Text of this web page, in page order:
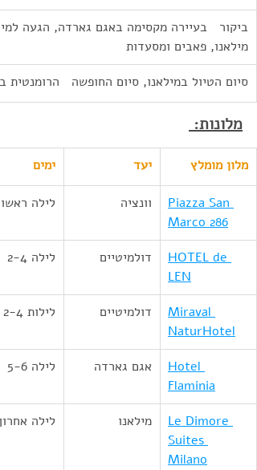
ביקור   בעיירה מקסימה באגם גארדה, הגעה
מילאנו, פאבים ומסעדות
סיום הטיול במילאנו, סיום החופשה   הרומנטית
מלונות:
מלון מומלץ יעד ימים
Piazza San
Marco 286
וונציה לילה
HOTEL de
LEN
דולמיטיים לילה 2-4
Miraval
NaturHotel
דולמיטיים לילות 2-4
Hotel
Flaminia
אגם גארדה לילה 5-6
Le Dimore
Suites
Milano
מילאנו לילה